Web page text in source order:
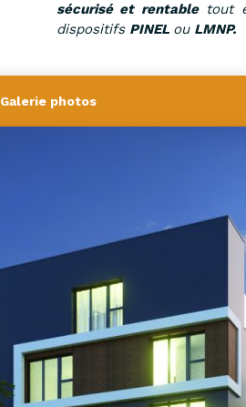
sécuriséet rentabletout
dispositifs PINEL ou LMNP.
Galerie photos